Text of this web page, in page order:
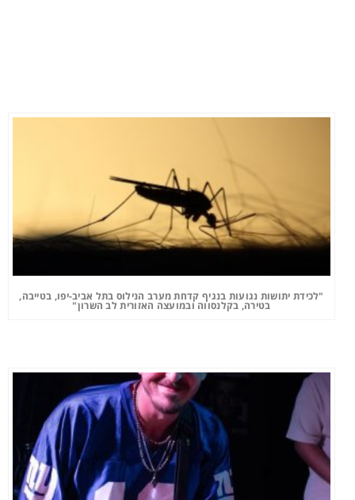
"לכידת יתושות נגועות בנגיף קדחת מערב הנילוס בתל אביב-יפו, בטייבה,
בטירה, בקלנסווה ובמועצה האזורית לב השרון"